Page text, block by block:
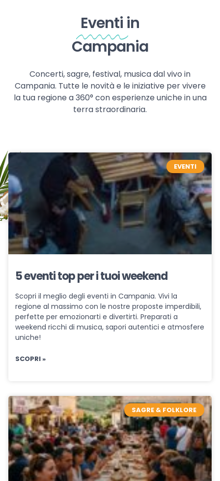
Eventi in
Campania
Concerti, sagre, festival, musica dal vivo in
Campania. Tutte le novità e le iniziative per vivere
la tua regione a 360° con esperienze uniche in una
terra straordinaria.
EVENTI
5 eventi top per i tuoi weekend
Scopri il meglio degli eventi in Campania. Vivi la
regione al massimo con le nostre proposte imperdibili,
perfette per emozionarti e divertirti. Preparati a
weekend ricchi di musica, sapori autentici e atmosfere
uniche!
SCOPRI »
SAGRE & FOLKLORE